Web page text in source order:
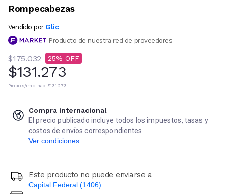
Rompecabezas
Vendido por Glic
Producto de nuestra red de proveedores
$175.032 25
$131.273
Precio s/imp. nac. $131.273
Compra internacional
El precio publicado incluye todos los impuestos, tasas y
costos de envíos correspondientes
Ver condiciones
Este producto no puede enviarse a
Capital Federal (1406)